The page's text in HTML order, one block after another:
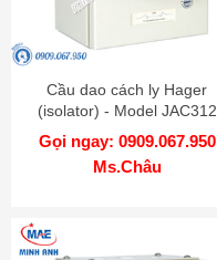
Cầu dao cách ly Hager
(isolator) - Model JAC312
Gọi ngay: 0909.067.950
Ms.Châu